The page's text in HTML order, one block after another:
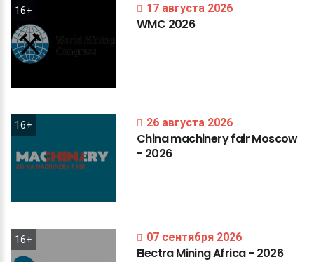
16+ 17 августа 2026
WMC 2026
16+ 26 августа 2026
ChinamachineryfairMoscow
- 2026
16+ 07 сентября 2026
ElectraMiningAfrica- 2026